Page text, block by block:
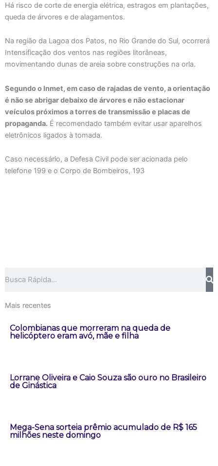
Há risco de corte de energia elétrica, estragos em plantações,
queda de árvores e de alagamentos.
Na região da Lagoa dos Patos, no Rio Grande do Sul, ocorrerá
Intensificação dos ventos nas regiões litorâneas,
movimentando dunas de areia sobre construções na orla.
Segundo o Inmet, em caso de rajadas de vento, a orientação
é não se abrigar debaixo de árvores e não estacionar
veículos próximos a torres de transmissão e placas de
propaganda. É recomendado também evitar usar aparelhos
eletrônicos ligados à tomada.
Caso necessário, a Defesa Civil pode ser acionada pelo
telefone 199 e o Corpo de Bombeiros, 193
Mais recentes
Colombianas que morreram na queda de
helicóptero eram avó, mãe e filha
Lorrane Oliveira e Caio Souza são ouro no Brasileiro
de Ginástica
Mega-Sena sorteia prêmio acumulado de R$ 165
milhões neste domingo